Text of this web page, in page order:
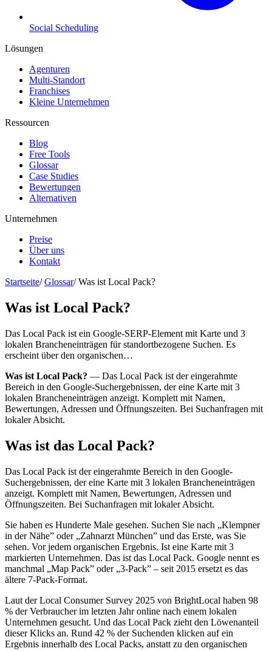
Social Scheduling
Lösungen
Agenturen
Multi-Standort
Franchises
Kleine Unternehmen
Ressourcen
Blog
Free Tools
Glossar
Case Studies
Bewertungen
Alternativen
Unternehmen
Preise
Über uns
Kontakt
Startseite/ Glossar/ Was ist Local Pack?
Was ist Local Pack?
Das Local Pack ist ein Google-SERP-Element mit Karte und 3
lokalen Brancheneinträgen für standortbezogene Suchen. Es
erscheint über den organischen…
Was ist Local Pack? — Das Local Pack ist der eingerahmte
Bereich in den Google-Suchergebnissen, der eine Karte mit 3
lokalen Brancheneinträgen anzeigt. Komplett mit Namen,
Bewertungen, Adressen und Öffnungszeiten. Bei Suchanfragen mit
lokaler Absicht.
Was ist das Local Pack?
Das Local Pack ist der eingerahmte Bereich in den Google-
Suchergebnissen, der eine Karte mit 3 lokalen Brancheneinträgen
anzeigt. Komplett mit Namen, Bewertungen, Adressen und
Öffnungszeiten. Bei Suchanfragen mit lokaler Absicht.
Sie haben es Hunderte Male gesehen. Suchen Sie nach „Klempner
in der Nähe” oder „Zahnarzt München” und das Erste, was Sie
sehen. Vor jedem organischen Ergebnis. Ist eine Karte mit 3
markierten Unternehmen. Das ist das Local Pack. Google nennt es
manchmal „Map Pack” oder „3-Pack” – seit 2015 ersetzt es das
ältere 7-Pack-Format.
Laut der Local Consumer Survey 2025 von BrightLocal haben 98
% der Verbraucher im letzten Jahr online nach einem lokalen
Unternehmen gesucht. Und das Local Pack zieht den Löwenanteil
dieser Klicks an. Rund 42 % der Suchenden klicken auf ein
Ergebnis innerhalb des Local Packs, anstatt zu den organischen